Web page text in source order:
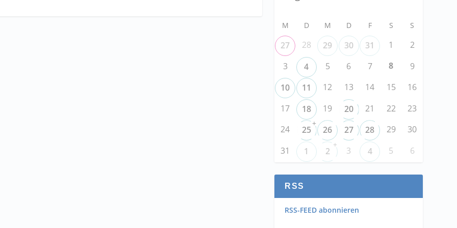
M D M D F S S
27 28 29 30 31 1
2
3
4 5 6 7 8
9
10
11 12 13 14 15
16
17
18 19 20 21 22
23
24
25
+
26 27 28 29
30
31
1 2
+
3 4 5 6
RSS
RSS-FEED abonnieren